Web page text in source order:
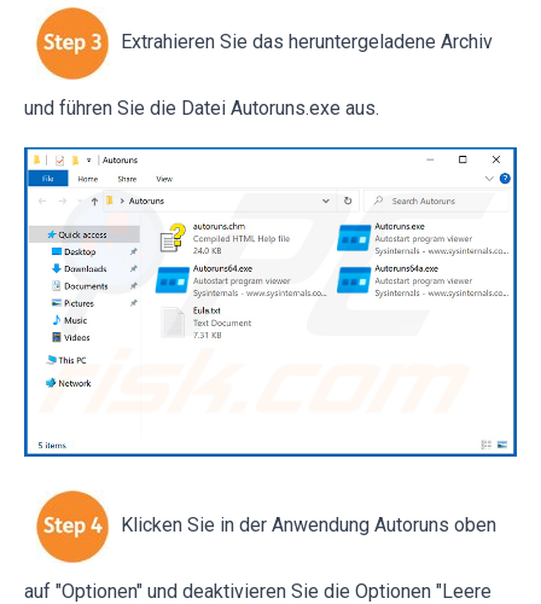
Extrahieren Sie das heruntergeladene Archiv
und führen Sie die Datei Autoruns.exe aus.
Klicken Sie in der Anwendung Autoruns oben
auf "Optionen" und deaktivieren Sie die Optionen "Leere